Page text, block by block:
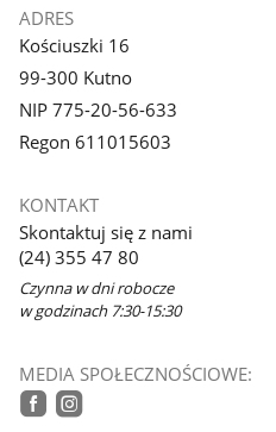
ADRES
Kościuszki 16
99-300 Kutno
NIP 775-20-56-633
Regon 611015603
KONTAKT
Skontaktuj się z nami
(24) 355 47 80
Czynna w dni robocze
w godzinach 7:30-15:30
MEDIA SPOŁECZNOŚCIOWE: